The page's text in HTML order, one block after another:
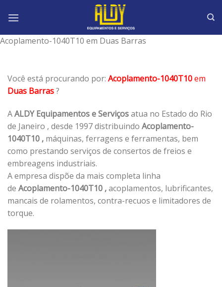
Acoplamento-1040T10 em Duas Barras
Você está procurando por: Acoplamento-1040T10em
Duas Barras?
AALDY Equipamentos e Serviçosatua no Estado do Rio
de Janeiro , desde 1997 distribuindo Acoplamento-
1040T10 , máquinas, ferragens e ferramentas, bem
como prestando serviços de consertos de freios e
embreagens industriais.
A empresa dispõe da mais completa linha
de Acoplamento-1040T10 ,acoplamentos, lubrificantes,
mancais de rolamentos, contra-recuos e limitadores de
torque.